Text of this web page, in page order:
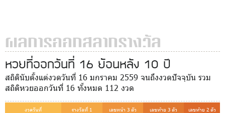
ผลการออกสลากรางวัล
หวยที่ออกวันที่ 16 ย้อนหลัง 10 ปี
สถิตินับตั้งแต่งวดวันที่ 16 มกราคม 2559 จนถึงงวดปัจจุบัน รวม
สถิติหวยออกวันที่ 16 ทั้งหมด 112 งวด
งวดวันที่ รางวัลที่ 1 เลขหน้า 3 ตัว เลขท้าย 3 ตัว เลขท้าย 2 ตัว